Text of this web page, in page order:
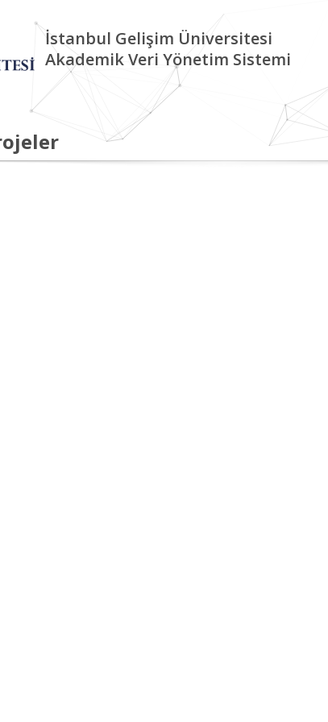
İstanbul Gelişim Üniversitesi
Akademik Veri Yönetim Sistemi